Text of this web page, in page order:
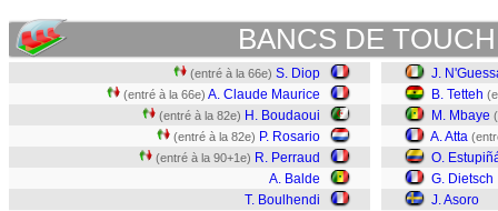
BANCS DE
(entré à la 66e) S. Diop
(entré à la 66e) A. Claude Maurice
(entré à la 82e) H. Boudaoui
(entré à la 82e) P. Rosario
(entré à la 90+1e) R. Perraud
A. Balde
T. Boulhendi
J.
B. Tetteh
M. Mbaye
A. Atta
O.
G. Dietsch
J. Asoro